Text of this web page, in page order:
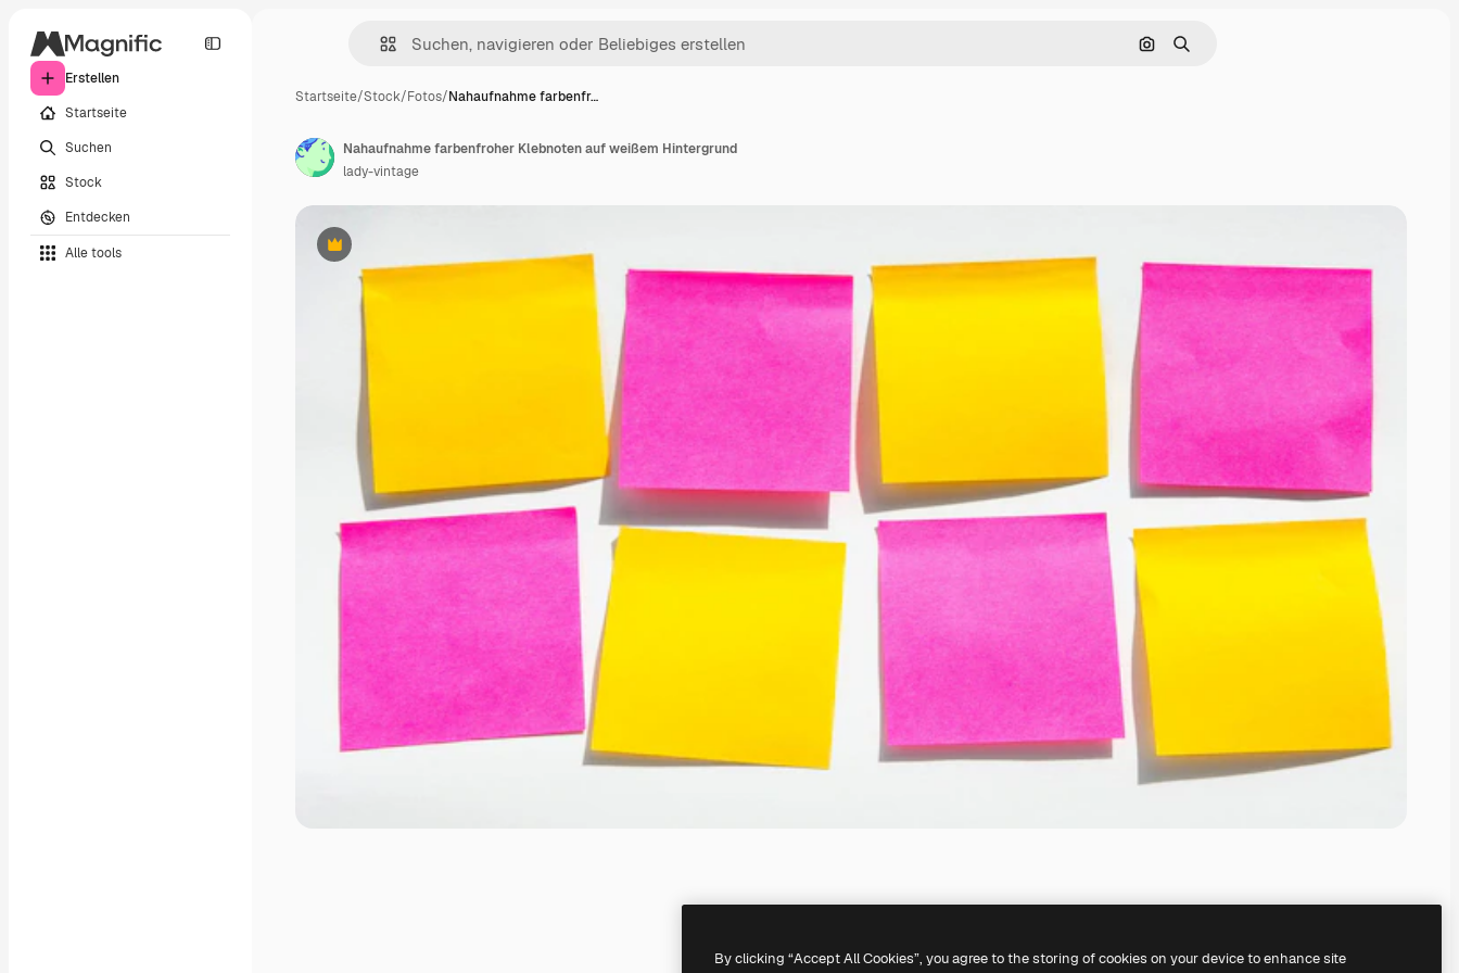
Erstellen
Startseite
Suchen
Stock
Entdecken
Alle tools
Nach Bild suchen
Suchen
Startseite/Stock/Fotos/Nahaufnahme farbenfr…
Premium
Nahaufnahme farbenfroher Klebnoten auf weißem Hintergrund
lady-vintage
By clicking “Accept All Cookies”, you agree to the storing of cookies on your device to enhance site